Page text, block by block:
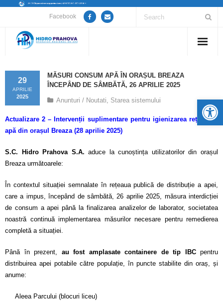
Facebook
Despre noi
Servicii
Guvernanță Corporativă
Informații de interes public
Calitatea apei
Comunicare
Contact
MĂSURI CONSUM APĂ ÎN ORAȘUL BREAZA
ÎNCEPÂND DE SÂMBĂTĂ, 26 APRILIE 2025
29
APRILIE
2025 Anunturi / Noutati, Starea sistemului
Actualizare 2 – Intervenții suplimentare pentru igienizarea rețelei de
apă din orașul Breaza (28 aprilie 2025)
S.C. Hidro Prahova S.A.aduce la cunoștința utilizatorilor din orașul
Breaza următoarele:
În contextul situației semnalate în rețeaua publică de distribuție a apei,
care a impus, începând de sâmbătă, 26 aprilie 2025, măsura interdicției
de consum a apei până la finalizarea analizelor de laborator, societatea
noastră continuă implementarea măsurilor necesare pentru remedierea
completă a situației.
Până în prezent, au fost amplasate containere de tip IBCpentru
distribuirea apei potabile către populație, în puncte stabilite din oraș, și
anume:
Aleea Parcului (blocuri liceu)